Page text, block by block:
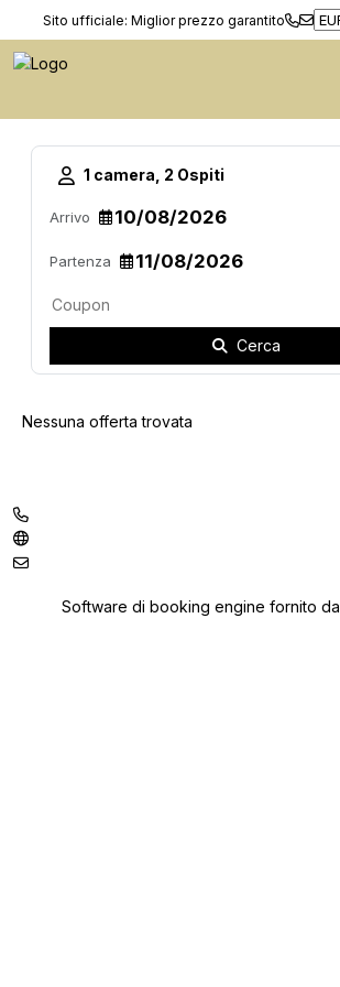
Sito ufficiale: Miglior prezzo garantito
1 camera, 2 Ospiti
Arrivo
Partenza
Cerca
Nessuna offerta trovata
Software di booking engine fornito da